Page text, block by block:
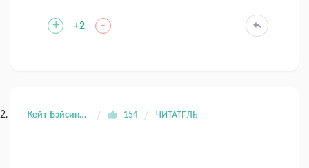
+ +2 -
Кейт Бэйсинджер Марина Воронова 154 ЧИТАТЕЛЬ